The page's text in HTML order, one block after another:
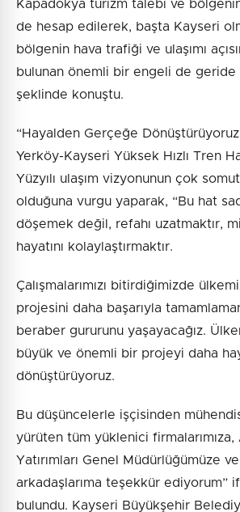
Kapadokya turizm talebi ve
de hesap edilerek, başta Kayseri
bölgenin hava trafiği ve ulaşımı
bulunan önemli bir engeli de geride
şeklinde konuştu.
“Hayalden Gerçeğe
Yerköy-Kayseri Yüksek Hızlı Tren
Yüzyılı ulaşım vizyonunun çok
olduğuna vurgu yaparak, “Bu hat
döşemek değil, refahı uzatmaktır,
hayatını kolaylaştırmaktır.
Çalışmalarımızı bitirdiğimizde
projesini daha başarıyla
beraber gururunu yaşayacağız.
büyük ve önemli bir projeyi daha
dönüştürüyoruz.
Bu düşüncelerle işçisinden
yürüten tüm yüklenici firmalarımıza,
Yatırımları Genel Müdürlüğümüze
arkadaşlarıma teşekkür ediyorum”
bulundu. Kayseri Büyükşehir